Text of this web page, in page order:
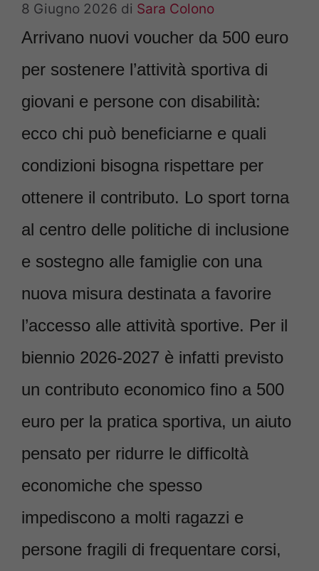
8 Giugno 2026 di Sara Colono
Arrivano nuovi voucher da 500 euro
per sostenere l’attività sportiva di
giovani e persone con disabilità:
ecco chi può beneficiarne e quali
condizioni bisogna rispettare per
ottenere il contributo. Lo sport torna
al centro delle politiche di inclusione
e sostegno alle famiglie con una
nuova misura destinata a favorire
l’accesso alle attività sportive. Per il
biennio 2026-2027 è infatti previsto
un contributo economico fino a 500
euro per la pratica sportiva, un aiuto
pensato per ridurre le difficoltà
economiche che spesso
impediscono a molti ragazzi e
persone fragili di frequentare corsi,